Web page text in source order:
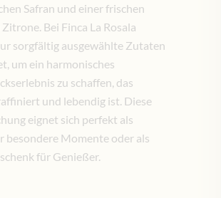
Safran und einer frischen
Bei Finca La Rosala
sorgfältig ausgewählte Zutaten
um ein harmonisches
zu schaffen, das
und lebendig ist. Diese
eignet sich perfekt als
besondere Momente oder als
für Genießer.